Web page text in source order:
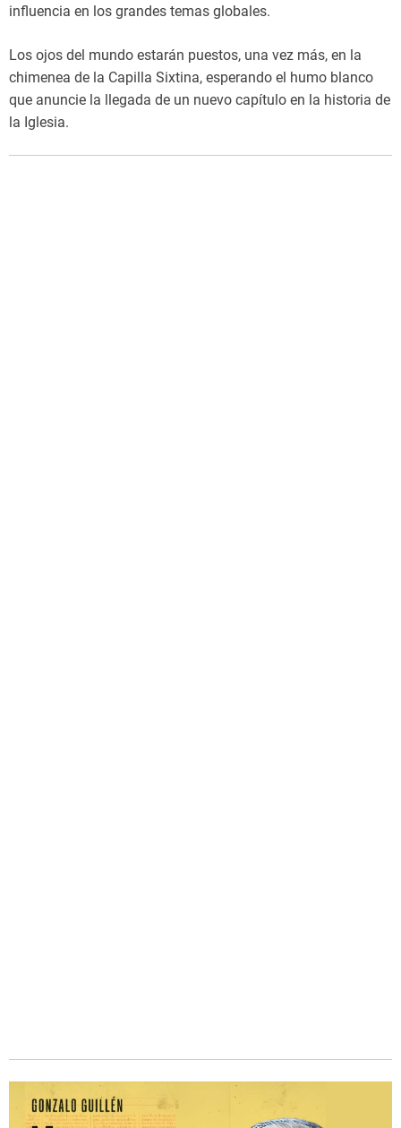
influencia en los grandes temas globales.
Los ojos del mundo estarán puestos, una vez más, en la
chimenea de la Capilla Sixtina, esperando el humo blanco
que anuncie la llegada de un nuevo capítulo en la historia de
la Iglesia.